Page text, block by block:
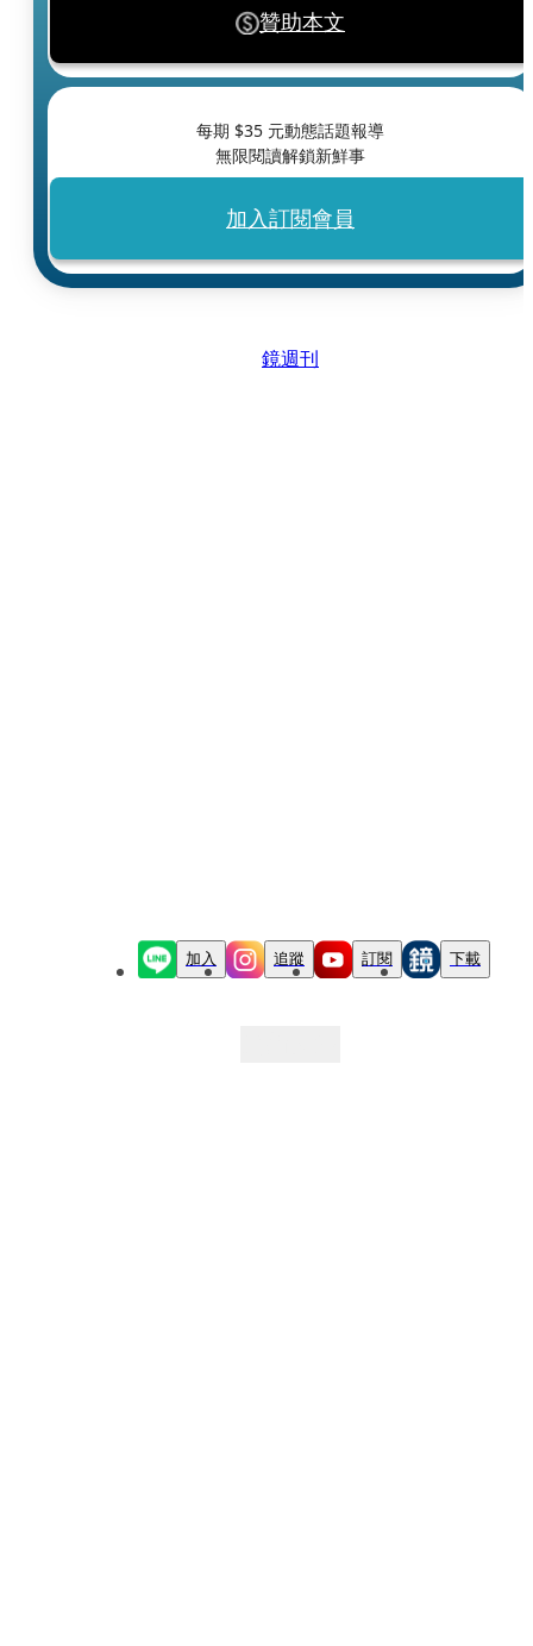
贊助本文
每期 $35 元動態話題報導
無限閱讀解鎖新鮮事
加入訂閱會員
鏡週刊
加入 追蹤 訂閱 下載